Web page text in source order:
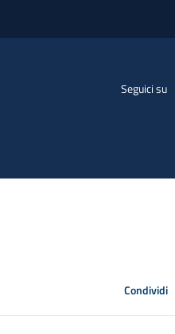
Seguici su
Condividi